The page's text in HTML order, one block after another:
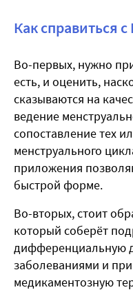
Как справиться
Во-первых, нужно
есть, и оценить,
сказываются на
ведение
сопоставление тех
менструального
приложения
быстрой форме.
Во-вторых, стоит
который соберёт
дифференциальную
заболеваниями и
медикаментозную